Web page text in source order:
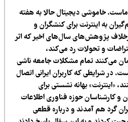
دیجیتال حالا به هفته
اینترنت برای کنشگران و
پژوهش‌های سال‌های اخیر که اثر
و تحولات رد می‌کند،
تمام مشکلات جامعه ناشی
که کاربران ایرانی اتصال
بهانه نشستی برای
حوزه فناوری اطلاعات
هم آمدند و درباره قطعی